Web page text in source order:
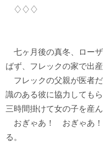
♢♢♢
七ヶ月後の真冬、ロー
ばず、フレックの家で出産
フレックの父親が医者
識のある彼に協力しても
三時間掛けて女の子を産ん
おぎゃあ！ おぎゃあ
る。